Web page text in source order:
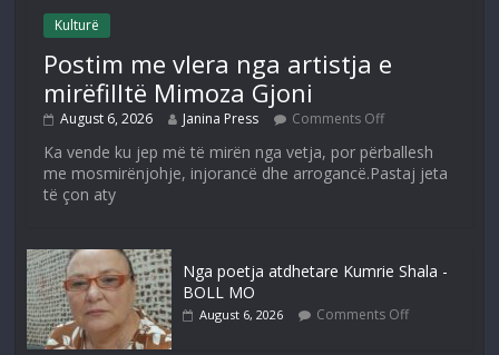
Kulturë
Postim me vlera nga artistja e
mirëfilltë Mimoza Gjoni
August 6, 2026 Janina Press Comments Off
Ka vende ku jep më të mirën nga vetja, por përballesh
me mosmirënjohje, injorancë dhe arrogancë.Pastaj jeta
të çon aty
Nga poetja atdhetare Kumrie Shala -
BOLL MO
August 6, 2026 Comments Off